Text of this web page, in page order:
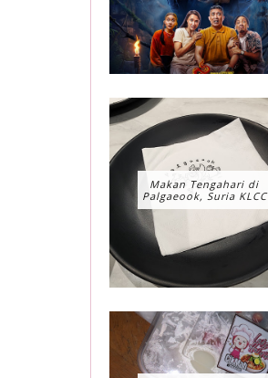
Makan Tengahari di
Palgaeook, Suria KLCC